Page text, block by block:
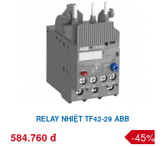
RELAY NHIỆT TF42-29 ABB
584.760 đ -45%